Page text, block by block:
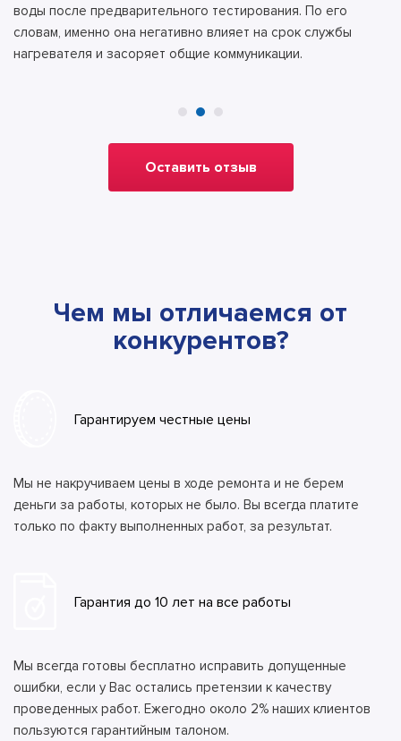
воды после предварительного тестирования. По его
словам, именно она негативно влияет на срок службы
нагревателя и засоряет общие коммуникации.
Оставить отзыв
Чем мы отличаемся от
конкурентов?
Гарантируем честные цены
Мы не накручиваем цены в ходе ремонта и не берем
деньги за работы, которых не было. Вы всегда платите
только по факту выполненных работ, за результат.
Гарантия до 10 лет на все работы
Мы всегда готовы бесплатно исправить допущенные
ошибки, если у Вас остались претензии к качеству
проведенных работ. Ежегодно около 2% наших клиентов
пользуются гарантийным талоном.